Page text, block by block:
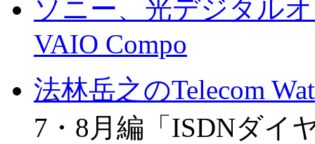
ソニー、光デジタル
VAIO Compo
法林岳之のTelecom
7・8月編「ISDNダイ